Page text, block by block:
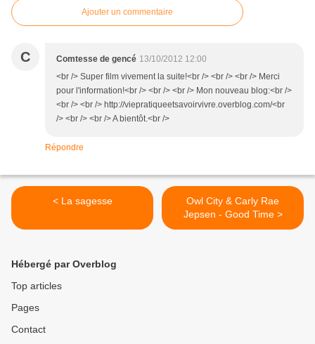
Ajouter un commentaire
C Comtesse de gencé 13/10/2012 12:00
<br /> Super film vivement la suite!<br /> <br /> <br /> Merci
pour l'information!<br /> <br /> <br /> Mon nouveau blog:<br />
<br /> <br /> http://viepratiqueetsavoirvivre.overblog.com/<br
/> <br /> <br /> A bientôt.<br />
Répondre
< La sagesse
Owl City & Carly Rae
Jepsen - Good Time >
Hébergé par Overblog
Top articles
Pages
Contact